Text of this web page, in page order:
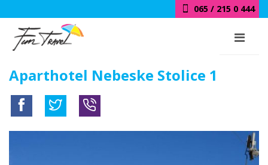
065 / 215 0 444
Aparthotel Nebeske Stolice 1